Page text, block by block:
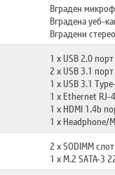
Вграден
Вградена уеб-
Вградени
1 x USB 2.0 порт
2 x USB 3.1 порт
1 x USB 3.1
1 x Ethernet RJ-
1 x HDMI 1.4b
1 x Headphone/
2 x SODIMM слот
1 x M.2 SATA-3